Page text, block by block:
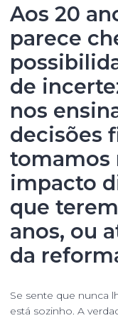
Aos 20
parece
de
nos
decisões
tomamos
impacto
que
anos, ou
da
Se sente que nunca
está sozinho. A